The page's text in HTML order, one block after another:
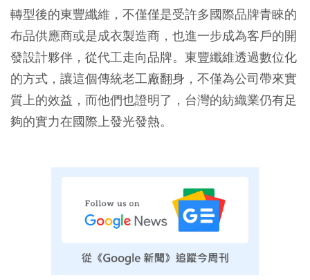
轉型後的東豐纖維，不僅僅是受許多國際品牌青睞的
布品供應商或是成衣製造商，也進一步成為客戶的開
發設計夥伴，從代工走向品牌。東豐纖維透過數位化
的方式，讓這個傳統老工廠翻身，不僅為公司帶來實
質上的效益，而他們也證明了，台灣的紡織業仍有足
夠的實力在國際上發光發熱。